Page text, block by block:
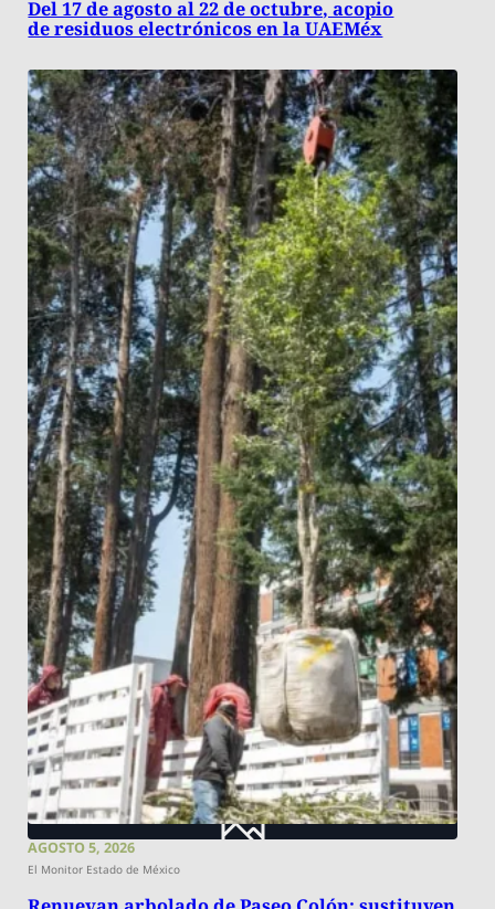
Del 17 de agosto al 22 de octubre, acopio
de residuos electrónicos en la UAEMéx
AGOSTO 5, 2026
El Monitor Estado de México